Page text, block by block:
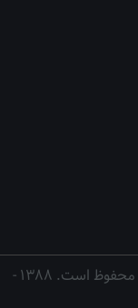
محفوظ است. ۱۳۸۸ -